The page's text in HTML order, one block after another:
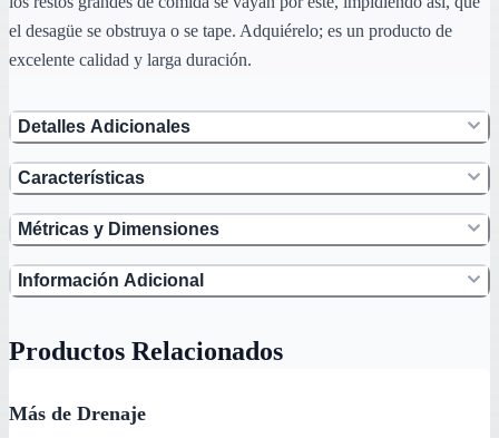
el desagüe se obstruya o se tape. Adquiérelo; es un producto de
excelente calidad y larga duración.
Detalles Adicionales
Características
Métricas y Dimensiones
Información Adicional
Productos Relacionados
Más de Drenaje